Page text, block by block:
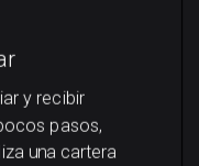
y recibir
pasos,
una cartera